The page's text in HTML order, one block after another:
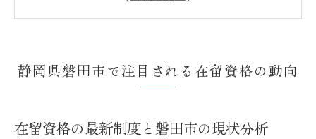
留学目的で必要な在留資格の基礎知識
在留資格「留学」取得の基本条件を詳しく
静岡県磐田市で注目される在留資格の動向
在留資格の最新制度と磐田市の現状分析